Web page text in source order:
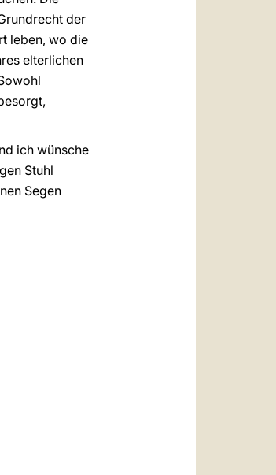
der
leben, wo die
elterlichen
ich wünsche
Stuhl
Segen